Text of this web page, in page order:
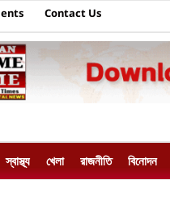
Contact Us
স্বাস্থ্য খেলা রাজনীতি বিনোদন